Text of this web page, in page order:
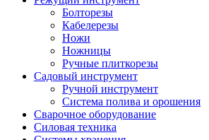
Болторезы
Кабелерезы
Ножи
Ножницы
Ручные плиткорезы
Садовый инструмент
Ручной инструмент
Система полива и орошения
Сварочное оборудование
Силовая техника